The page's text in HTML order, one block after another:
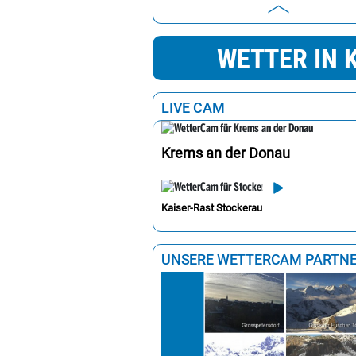
Mödling
Krems an der Donau
Waidhofen an der Thaya
Klosterneuburg
Gänserndorf
Baden bei Wien
Mistelbach
Bruck an der Leitha
WETTER IN
LIVE CAM
Krems an der Donau
Kaiser-Rast Stockerau
UNSERE WETTERCAM